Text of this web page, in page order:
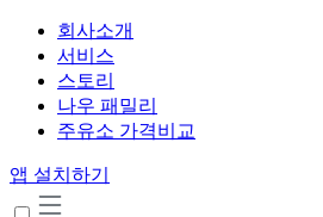
회사소개
서비스
스토리
나우 패밀리
주유소 가격비교
앱 설치하기